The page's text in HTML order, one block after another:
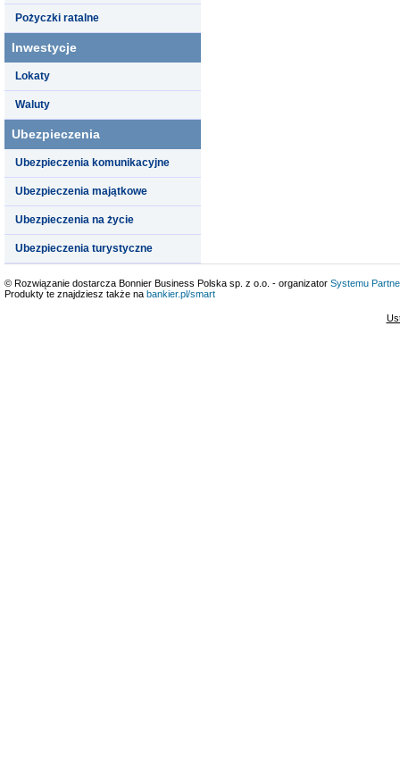
Pożyczki ratalne
Inwestycje
Lokaty
Waluty
Ubezpieczenia
Ubezpieczenia komunikacyjne
Ubezpieczenia majątkowe
Ubezpieczenia na życie
Ubezpieczenia turystyczne
© Rozwiązanie dostarcza Bonnier Business Polska sp. z o.o. - organizator Systemu
Produkty te znajdziesz także na bankier.pl/smart